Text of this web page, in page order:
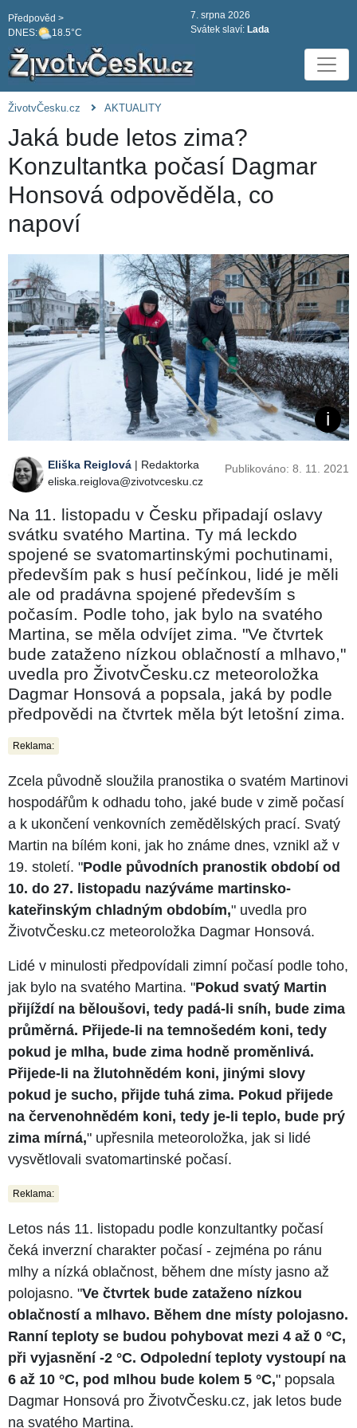
DNES: 18.5°C
Předpověd >
7. srpna 2026
Svátek slaví: Lada
ŽivotvČesku.cz AKTUALITY
Jaká bude letos zima?
Konzultantka počasí Dagmar
Honsová odpověděla, co
napoví
Eliška Reiglová | Redaktorka
eliska.reiglova@zivotvcesku.cz
Publikováno: 8. 11. 2021
Na 11. listopadu v Česku připadají oslavy
svátku svatého Martina. Ty má leckdo
spojené se svatomartinskými pochutinami,
především pak s husí pečínkou, lidé je měli
ale od pradávna spojené především s
počasím. Podle toho, jak bylo na svatého
Martina, se měla odvíjet zima. "Ve čtvrtek
bude zataženo nízkou oblačností a mlhavo,"
uvedla pro ŽivotvČesku.cz meteoroložka
Dagmar Honsová a popsala, jaká by podle
předpovědi na čtvrtek měla být letošní zima.
Reklama:
Zcela původně sloužila pranostika o svatém Martinovi
hospodářům k odhadu toho, jaké bude v zimě počasí
a k ukončení venkovních zemědělských prací. Svatý
Martin na bílém koni, jak ho známe dnes, vznikl až v
19. století. "Podle původních pranostik období od
10. do 27. listopadu nazýváme martinsko-
kateřinským chladným obdobím," uvedla pro
ŽivotvČesku.cz meteoroložka Dagmar Honsová.
Lidé v minulosti předpovídali zimní počasí podle toho,
jak bylo na svatého Martina. "Pokud svatý Martin
přijíždí na běloušovi, tedy padá-li sníh, bude zima
průměrná. Přijede-li na temnošedém koni, tedy
pokud je mlha, bude zima hodně proměnlivá.
Přijede-li na žlutohnědém koni, jinými slovy
pokud je sucho, přijde tuhá zima. Pokud přijede
na červenohnědém koni, tedy je-li teplo, bude prý
zima mírná," upřesnila meteoroložka, jak si lidé
vysvětlovali svatomartinské počasí.
Reklama:
Letos nás 11. listopadu podle konzultantky počasí
čeká inverzní charakter počasí - zejména po ránu
mlhy a nízká oblačnost, během dne místy jasno až
polojasno. "Ve čtvrtek bude zataženo nízkou
oblačností a mlhavo. Během dne místy polojasno.
Ranní teploty se budou pohybovat mezi 4 až 0 °C,
při vyjasnění -2 °C. Odpolední teploty vystoupí na
6 až 10 °C, pod mlhou bude kolem 5 °C," popsala
Dagmar Honsová pro ŽivotvČesku.cz, jak letos bude
na svatého Martina.